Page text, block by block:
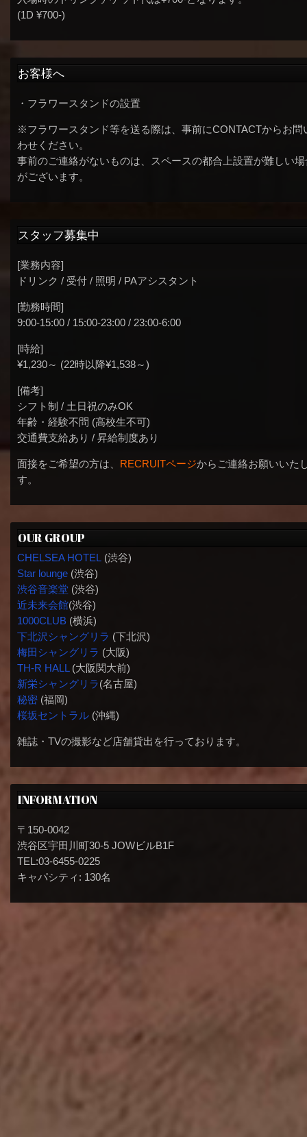
(1D ¥700-)
お客様へ
・フラワースタンドの設置
※フラワースタンド等を送る際は、事前にCONTACTからお問
わせください。
事前のご連絡がないものは、スペースの都合上設置が難しい場
がございます。
スタッフ募集中
[業務内容]
ドリンク / 受付 / 照明 / PAアシスタント
[勤務時間]
9:00-15:00 / 15:00-23:00 / 23:00-6:00
[時給]
¥1,230～ (22時以降¥1,538～)
[備考]
シフト制 / 土日祝のみOK
年齢・経験不問 (高校生不可)
交通費支給あり / 昇給制度あり
面接をご希望の方は、 RECRUITページからご連絡お願いいた
す。
OUR GROUP
CHELSEA HOTEL (渋谷)
Star lounge(渋谷)
渋谷音楽堂(渋谷)
近未来会館(渋谷)
1000CLUB(横浜)
下北沢シャングリラ (下北沢)
梅田シャングリラ (大阪)
TH-R HALL(大阪関大前)
新栄シャングリラ(名古屋)
秘密(福岡)
桜坂セントラル(沖縄)
雑誌・TVの撮影など店舗貸出を行っております。
INFORMATION
〒150-0042
渋谷区宇田川町30-5 JOWビルB1F
TEL:03-6455-0225
キャパシティ: 130名